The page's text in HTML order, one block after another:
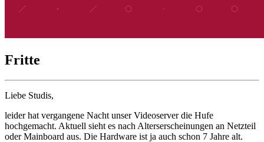
Fritte
Liebe Studis,
leider hat vergangene Nacht unser Videoserver die Hufe
hochgemacht. Aktuell sieht es nach Alterserscheinungen an Netzteil
oder Mainboard aus. Die Hardware ist ja auch schon 7 Jahre alt.